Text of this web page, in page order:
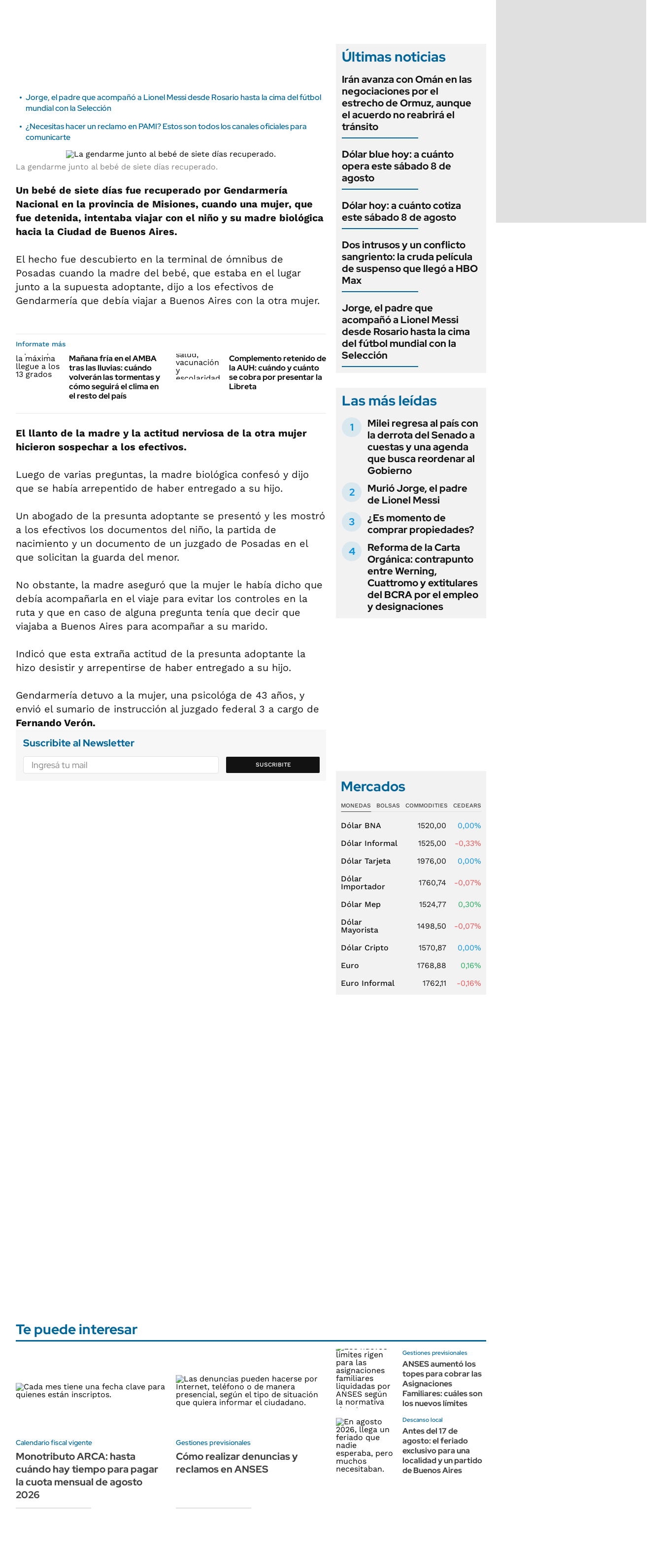
Jorge, el padre que acompañó a Lionel Messi desde Rosario hasta la cima del fútbol
mundial con la Selección
¿Necesitas hacer un reclamo en PAMI? Estos son todos los canales oficiales para
comunicarte
La gendarme junto al bebé de siete días recuperado.
Un bebé de siete días fue recuperado por Gendarmería
Nacional en la provincia de Misiones, cuando una mujer, que
fue detenida, intentaba viajar con el niño y su madre biológica
hacia la Ciudad de Buenos Aires.
El hecho fue descubierto en la terminal de ómnibus de
Posadas cuando la madre del bebé, que estaba en el lugar
junto a la supuesta adoptante, dijo a los efectivos de
Gendarmería que debía viajar a Buenos Aires con la otra mujer.
Informate más
Mañana fría en el AMBA
tras las lluvias: cuándo
volverán las tormentas y
cómo seguirá el clima en
el resto del país
Complemento retenido de
la AUH: cuándo y cuánto
se cobra por presentar la
Libreta
El llanto de la madre y la actitud nerviosa de la otra mujer
hicieron sospechar a los efectivos.
Luego de varias preguntas, la madre biológica confesó y dijo
que se había arrepentido de haber entregado a su hijo.
Un abogado de la presunta adoptante se presentó y les mostró
a los efectivos los documentos del niño, la partida de
nacimiento y un documento de un juzgado de Posadas en el
que solicitan la guarda del menor.
No obstante, la madre aseguró que la mujer le había dicho que
debía acompañarla en el viaje para evitar los controles en la
ruta y que en caso de alguna pregunta tenía que decir que
viajaba a Buenos Aires para acompañar a su marido.
Indicó que esta extraña actitud de la presunta adoptante la
hizo desistir y arrepentirse de haber entregado a su hijo.
Gendarmería detuvo a la mujer, una psicológa de 43 años, y
envió el sumario de instrucción al juzgado federal 3 a cargo de
Fernando Verón.
Suscribite al Newsletter
SUSCRIBITE
Últimas noticias
Irán avanza con Omán en las
negociaciones por el
estrecho de Ormuz, aunque
el acuerdo no reabrirá el
tránsito
Dólar blue hoy: a cuánto
opera este sábado 8 de
agosto
Dólar hoy: a cuánto cotiza
este sábado 8 de agosto
Dos intrusos y un conflicto
sangriento: la cruda película
de suspenso que llegó a HBO
Max
Jorge, el padre que
acompañó a Lionel Messi
desde Rosario hasta la cima
del fútbol mundial con la
Selección
Las más leídas
Milei regresa al país con
la derrota del Senado a
cuestas y una agenda
que busca reordenar al
Gobierno
Murió Jorge, el padre
de Lionel Messi
¿Es momento de
comprar propiedades?
Reforma de la Carta
Orgánica: contrapunto
entre Werning,
Cuattromo y extitulares
del BCRA por el empleo
y designaciones
Mercados
MONEDAS BOLSAS COMMODITIES CEDEARS
Dólar BNA 1520,00
0,00%
Dólar Informal
1525,00
-0,33%
Dólar Tarjeta
1976,00
0,00%
Dólar
Importador
1760,74 -0,07%
Dólar Mep 1524,77
0,30%
Dólar
Mayorista
1498,50 -0,07%
Dólar Cripto 1570,87
0,00%
Euro
1768,88
0,16%
Euro Informal
1762,11 -0,16%
Te puede interesar
Calendario fiscal vigente
Monotributo ARCA: hasta
cuándo hay tiempo para pagar
la cuota mensual de agosto
2026
Gestiones previsionales
Cómo realizar denuncias y
reclamos en ANSES
Gestiones previsionales
ANSES aumentó los
topes para cobrar las
Asignaciones
Familiares: cuáles son
los nuevos límites
Descanso local
Antes del 17 de
agosto: el feriado
exclusivo para una
localidad y un partido
de Buenos Aires